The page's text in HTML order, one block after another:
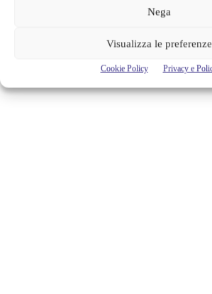
Nega
Visualizza le preferenze
Cookie Policy Privacy e
Agosto 2026 si accende in streaming | Oltre
MCU: la sequenza giusta fino a Brand New